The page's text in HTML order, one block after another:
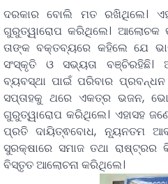
ଦରକାର ବୋଲି ମତ ରଖିଥିଲେ।
ଗୁରୁତ୍ୱାରୋପ କରିଥିଲେ। ଆଲୋଚକ
ତାଙ୍କ ବକ୍ତବ୍ୟରେ କହିଲେ ଯେ
ସଂସ୍କୃତି ଓ ସଭ୍ୟତା
ବ୍ୟବସ୍ଥା ପାଇଁ ପରିବାର
ସପ୍ତାହକୁ ଥରେ ଏକତ୍ର ଭଜନ,
ଗୁରୁତ୍ୱାରୋପ କରିଥିଲେ। ଏହାସହ
ପ୍ରତି ଦାୟିତ୍ଵବୋଧ, ନ୍ୟୂନତମ
ସୁରକ୍ଷାରେ ସମାଜ ତଥା ରାଷ୍ଟ୍ରର
ବିସ୍ତୃତ ଆଲୋଚନା କରିଥିଲେ।